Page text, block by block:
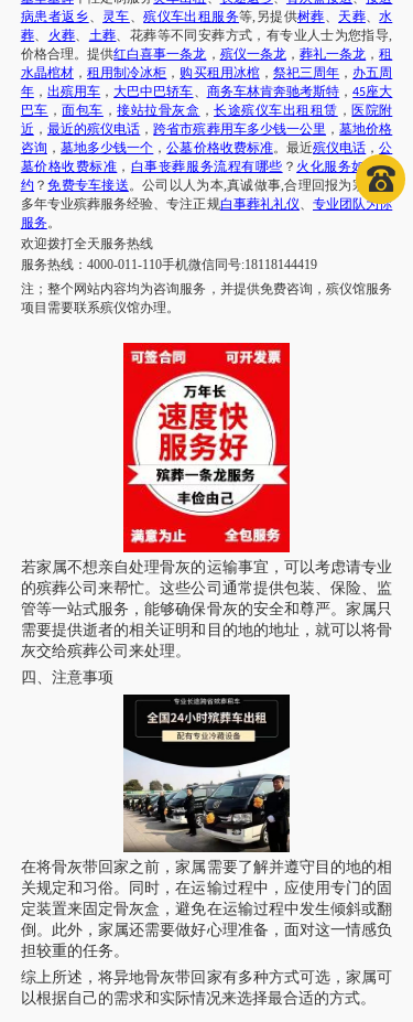
病患者返乡、 灵车、殡仪车出租服务等,另提供树葬、 天葬、水
葬、 火葬、 土葬、花葬等不同安葬方式，有专业人士为您指导,
价格合理。提供红白喜事一条龙 ， 殡仪一条龙， 葬礼一条龙 ，租
水晶棺材，租用制冷冰柜 ， 购买租用冰棺， 祭祀三周年 ， 办五周
年， 出殡用车 ，大巴中巴轿车、 商务车林肯奔驰考斯特 ，45座大
巴车 ，面包车 ，接站拉骨灰盒 ，长途殡仪车出租租赁 ， 医院附
近 ， 最近的殡仪电话 ，跨省市殡葬用车多少钱一公里 ，墓地价格
咨询 ， 墓地多少钱一个 ，公墓价格收费标准。最近殡仪电话 ，公
墓价格收费标准 ， 白事丧葬服务流程有哪些 ？ 火化服务如何预
约 ？免费专车接送。公司以人为本,真诚做事,合理回报为宗旨，
多年专业殡葬服务经验、专注正规白事葬礼礼仪、 专业团队为你
服务。
欢迎拨打全天服务热线
服务热线： 4000-011-110手机微信同号:18118144419
注； 整个网站内容均为咨询服务，并提供免费咨询，殡仪馆服务
项目需要联系殡仪馆办理。
若家属不想亲自处理骨灰的运输事宜，可以考虑请专业
的殡葬公司来帮忙。这些公司通常提供包装、保险、监
管等一站式服务，能够确保骨灰的安全和尊严。家属只
需要提供逝者的相关证明和目的地的地址，就可以将骨
灰交给殡葬公司来处理。
四、注意事项
在将骨灰带回家之前，家属需要了解并遵守目的地的相
关规定和习俗。同时，在运输过程中，应使用专门的固
定装置来固定骨灰盒，避免在运输过程中发生倾斜或翻
倒。此外，家属还需要做好心理准备，面对这一情感负
担较重的任务。
综上所述，将异地骨灰带回家有多种方式可选，家属可
以根据自己的需求和实际情况来选择最合适的方式。